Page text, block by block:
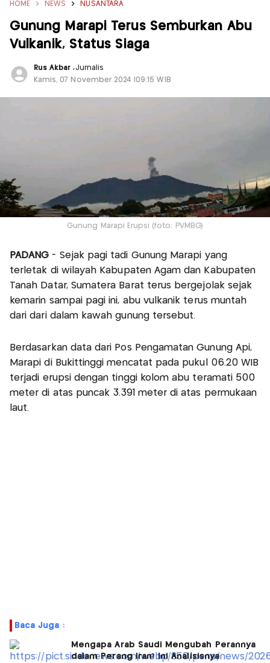
HOME NEWS NUSANTARA
Gunung Marapi Terus Semburkan Abu
Vulkanik, Status Siaga
Rus Akbar,Jurnalis
Kamis, 07 November 2024 |09:15 WIB
Gunung Marapi Erupsi (foto: PVMBG)
PADANG - Sejak pagi tadi Gunung Marapi yang
terletak di wilayah Kabupaten Agam dan Kabupaten
Tanah Datar, Sumatera Barat terus bergejolak sejak
kemarin sampai pagi ini, abu vulkanik terus muntah
dari dari dalam kawah gunung tersebut.
Berdasarkan data dari Pos Pengamatan Gunung Api,
Marapi di Bukittinggi mencatat pada pukul 06.20 WIB
terjadi erupsi dengan tinggi kolom abu teramati 500
meter di atas puncak 3.391 meter di atas permukaan
laut.
Baca Juga :
Mengapa Arab Saudi Mengubah Perannya
dalam Perang Iran? Ini Analisisnya